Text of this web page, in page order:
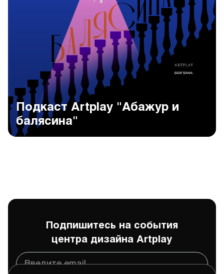
Подкаст Artplay "Абажур и
балясина"
Подпишитесь на события
центра дизайна Artplay